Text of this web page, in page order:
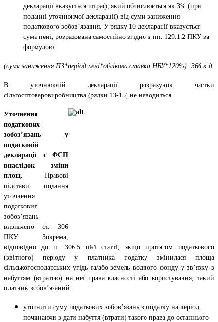
декларації вказується штраф, який обчислюється як 3% (при
поданні уточнюючої декларації) від суми заниження
податкового зобов’язання. У рядку 10 декларації вказується
сума пені, розрахована самостійно згідно з пп. 129.1.2 ПКУ за
формулою:
(сума заниження ПЗ*період пені*облікова ставка НБУ*120%): 366 к.д.
В уточнюючій декларації розрахунок частки
сільгосптоваровиробництва (рядки 13-15) не наводиться.
Уточнення
податкових
зобов’язань у
податковій
декларації з ФСП
внаслідок зміни
площ. Правові
підстави подання
уточнення
податкових
зобов’язань
визначено ст. 306
ПКУ. Зокрема,
відповідно до п. 306.5 цієї статті, якщо протягом податкового
(звітного) періоду у платника податку змінилася площа
сільськогосподарських угідь та/або земель водного фонду у зв’язку з
набуттям (втратою) на неї права власності або користування, такий
платник зобов’язаний:
уточнити суму податкових зобов’язань з податку на період,
починаючи з дати набуття (втрати) такого права до останнього